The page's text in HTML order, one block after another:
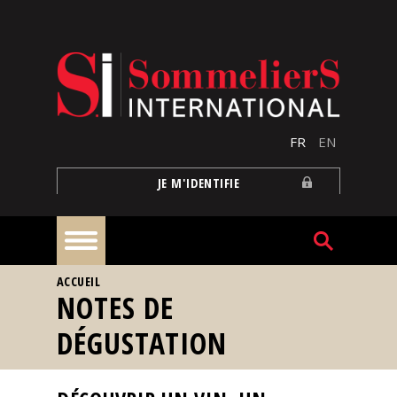
FR EN
JE M'IDENTIFIE
À
la
une
Reportages
VOUS ÊTES ICI
ACCUEIL
NOTES DE
DÉGUSTATION